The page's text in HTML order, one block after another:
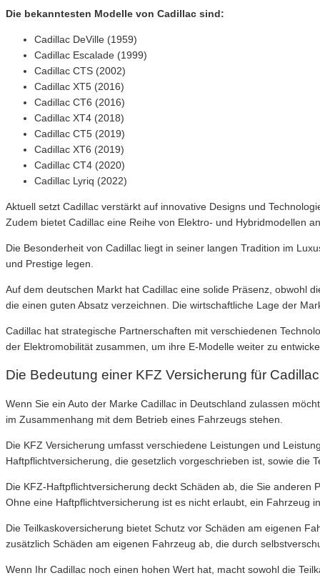
Die bekanntesten Modelle von Cadillac sind:
Cadillac DeVille (1959)
Cadillac Escalade (1999)
Cadillac CTS (2002)
Cadillac XT5 (2016)
Cadillac CT6 (2016)
Cadillac XT4 (2018)
Cadillac CT5 (2019)
Cadillac XT6 (2019)
Cadillac CT4 (2020)
Cadillac Lyriq (2022)
Aktuell setzt Cadillac verstärkt auf innovative Designs und
Zudem bietet Cadillac eine Reihe von Elektro- und Hybridmodellen
Die Besonderheit von Cadillac liegt in seiner langen Tradition im
und Prestige legen.
Auf dem deutschen Markt hat Cadillac eine solide Präsenz, obwohl
die einen guten Absatz verzeichnen. Die wirtschaftliche Lage der
Cadillac hat strategische Partnerschaften mit verschiedenen
der Elektromobilität zusammen, um ihre E-Modelle weiter zu
Die Bedeutung einer KFZ Versicherung für
Wenn Sie ein Auto der Marke Cadillac in Deutschland zulassen
im Zusammenhang mit dem Betrieb eines Fahrzeugs stehen.
Die KFZ Versicherung umfasst verschiedene Leistungen und
Haftpflichtversicherung, die gesetzlich vorgeschrieben ist, sowie die
Die KFZ-Haftpflichtversicherung deckt Schäden ab, die Sie
Ohne eine Haftpflichtversicherung ist es nicht erlaubt, ein Fahrzeug
Die Teilkaskoversicherung bietet Schutz vor Schäden am eigenen
zusätzlich Schäden am eigenen Fahrzeug ab, die durch
Wenn Ihr Cadillac noch einen hohen Wert hat, macht sowohl die